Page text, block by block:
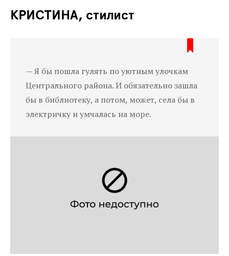
КРИСТИНА, стилист
— Я бы пошла гулять по уютным улочкам
Центрального района. И обязательно зашла
бы в библиотеку, а потом, может, села бы в
электричку и умчалась на море.